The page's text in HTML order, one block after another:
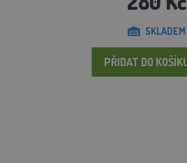
SKLADEM
PŘIDAT DO